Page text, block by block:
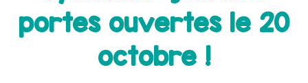
portes ouvertes le 20
octobre !